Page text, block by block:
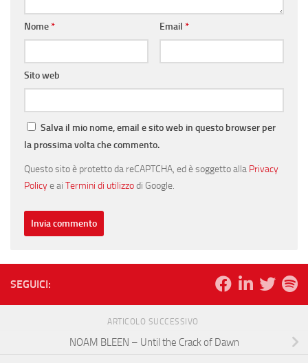
Nome* Email *
Sito web
Salva il mio nome, email e sito web in questo browser per
la prossima volta che commento.
Questo sito è protetto da reCAPTCHA, ed è soggetto alla Privacy
Policye ai Termini di utilizzodi Google.
SEGUICI:
ARTICOLO SUCCESSIVO
NOAM BLEEN – Until the Crack of Dawn